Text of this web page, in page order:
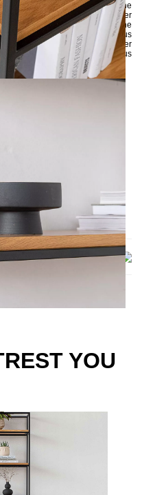
seinen Platz. Der gelungene
überzeugt alle Fans natürlicher
Bücher verstauen oder schöne
Regal wurde in Handarbeit aus
Entdecken Sie doch in der
funktionelle Bücherregale aus
YOU